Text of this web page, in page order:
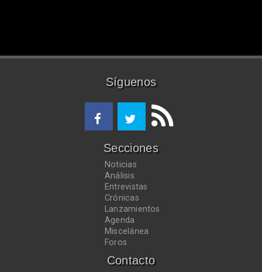
Síguenos
Secciones
Noticias
Análisis
Entrevistas
Crónicas
Lanzamientos
Agenda
Miscelánea
Foros
Contacto